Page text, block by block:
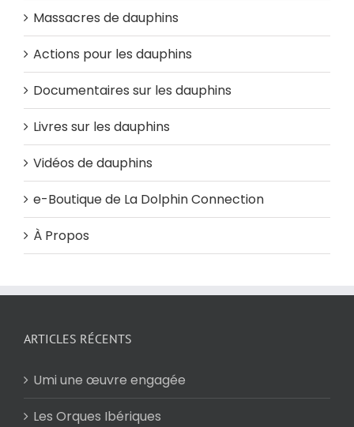
Massacres de dauphins
Actions pour les dauphins
Documentaires sur les dauphins
Livres sur les dauphins
Vidéos de dauphins
e-Boutique de La Dolphin Connection
À Propos
ARTICLES RÉCENTS
Umi une œuvre engagée
Les Orques Ibériques